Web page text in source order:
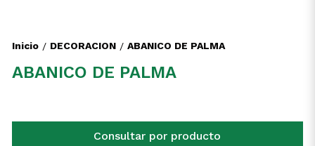
Inicio / DECORACION / ABANICO DE PALMA
ABANICO DE PALMA
Consultar por producto